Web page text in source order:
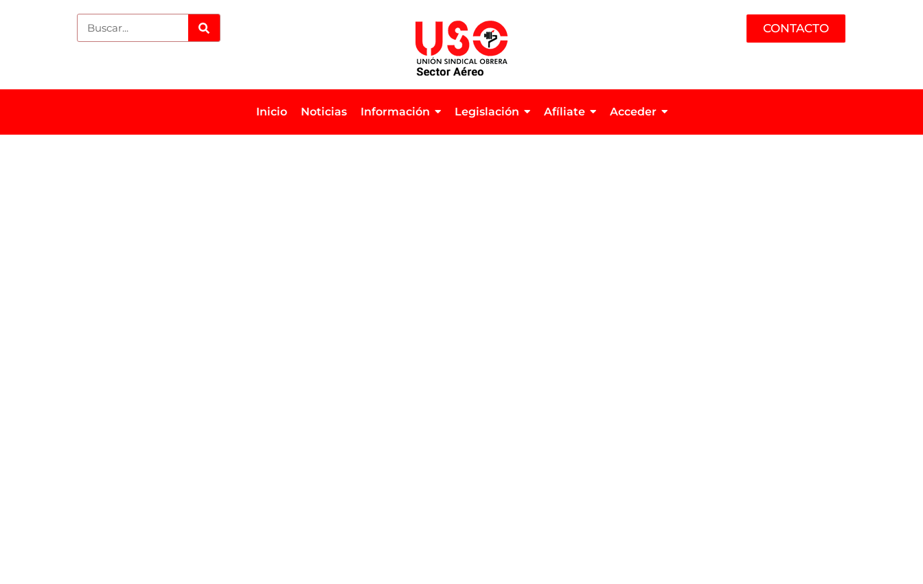
CONTACTO
Inicio Noticias Información Legislación Afíliate Acceder